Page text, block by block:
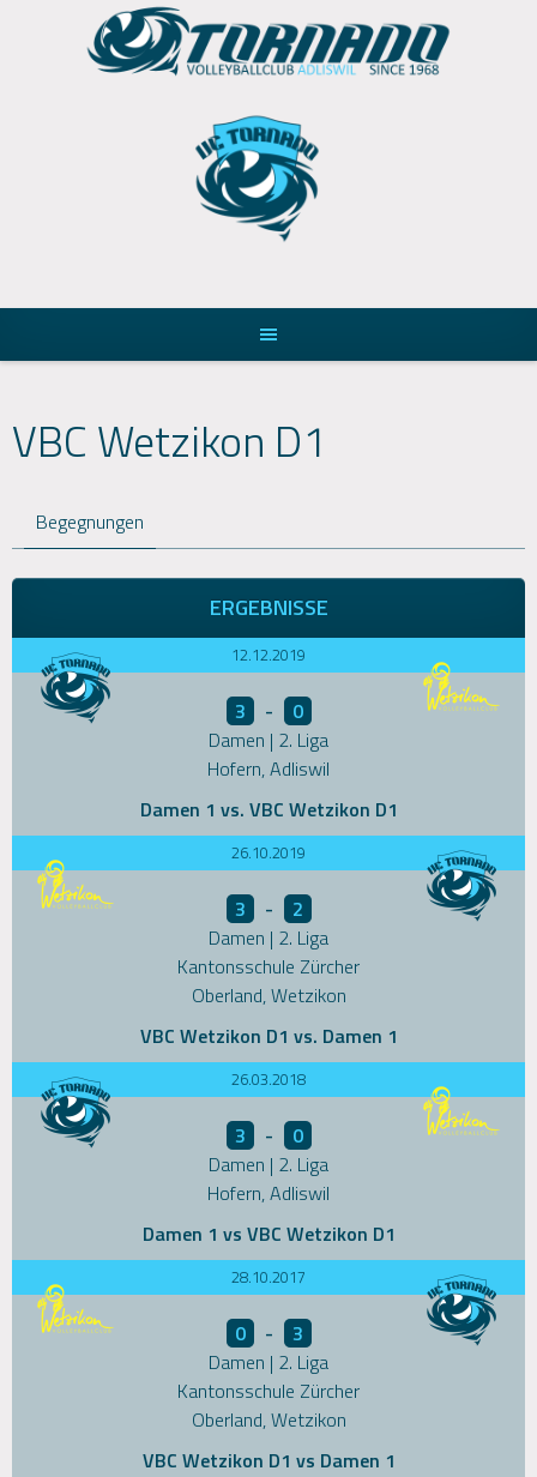
VBC Wetzikon D1
Begegnungen
ERGEBNISSE
12.12.2019
3 -
0
Damen | 2. Liga
Hofern, Adliswil
Damen 1 vs. VBC Wetzikon D1
26.10.2019
3 -
2
Damen | 2. Liga
Kantonsschule Zürcher
Oberland, Wetzikon
VBC Wetzikon D1 vs. Damen 1
26.03.2018
3 -
0
Damen | 2. Liga
Hofern, Adliswil
Damen 1 vs VBC Wetzikon D1
28.10.2017
0 -
3
Damen | 2. Liga
Kantonsschule Zürcher
Oberland, Wetzikon
VBC Wetzikon D1 vs Damen 1